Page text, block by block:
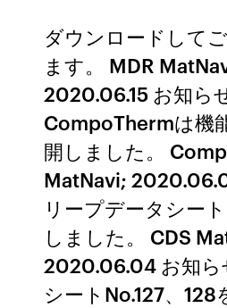
ダウンロードして
ます。 MDR
2020.06.15 お知ら
CompoThermは機
開しました。
MatNavi;
リープデータシー
しました。 CDS
2020.06.04 お知ら
シートNo.127、128